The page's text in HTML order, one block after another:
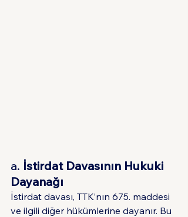
a. İstirdat Davasının Hukuki
Dayanağı
İstirdat davası, TTK’nın 675. maddesi
ve ilgili diğer hükümlerine dayanır. Bu